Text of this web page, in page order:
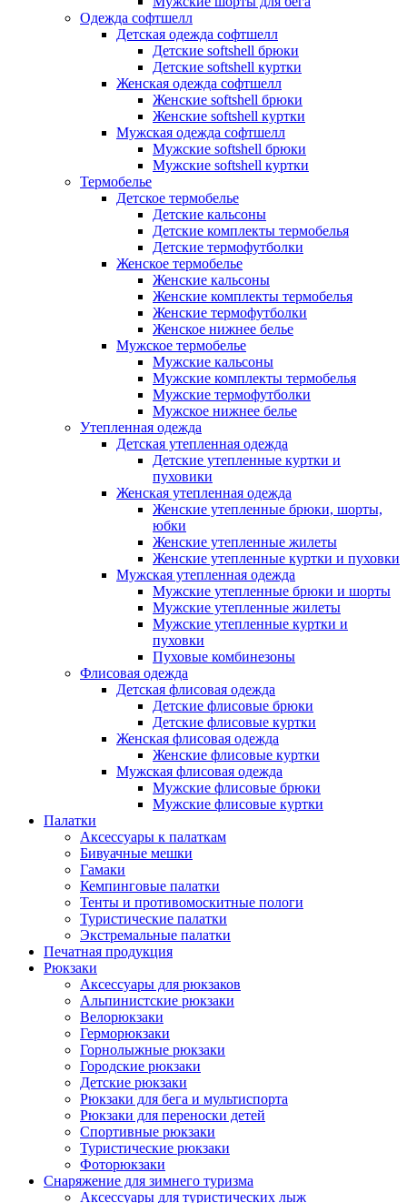
Одежда софтшелл
Детская одежда софтшелл
Детские softshell брюки
Детские softshell куртки
Женская одежда софтшелл
Женские softshell брюки
Женские softshell куртки
Мужская одежда софтшелл
Мужские softshell брюки
Мужские softshell куртки
Термобелье
Детское термобелье
Детские кальсоны
Детские комплекты термобелья
Детские термофутболки
Женское термобелье
Женские кальсоны
Женские комплекты термобелья
Женские термофутболки
Женское нижнее белье
Мужское термобелье
Мужские кальсоны
Мужские комплекты термобелья
Мужские термофутболки
Мужское нижнее белье
Утепленная одежда
Детская утепленная одежда
Детские утепленные куртки и
пуховики
Женская утепленная одежда
Женские утепленные брюки, шорты,
юбки
Женские утепленные жилеты
Женские утепленные куртки и пуховки
Мужская утепленная одежда
Мужские утепленные брюки и шорты
Мужские утепленные жилеты
Мужские утепленные куртки и
пуховки
Пуховые комбинезоны
Флисовая одежда
Детская флисовая одежда
Детские флисовые брюки
Детские флисовые куртки
Женская флисовая одежда
Женские флисовые куртки
Мужская флисовая одежда
Мужские флисовые брюки
Мужские флисовые куртки
Палатки
Аксессуары к палаткам
Бивуачные мешки
Гамаки
Кемпинговые палатки
Тенты и противомоскитные пологи
Туристические палатки
Экстремальные палатки
Печатная продукция
Рюкзаки
Аксессуары для рюкзаков
Альпинистские рюкзаки
Велорюкзаки
Герморюкзаки
Горнолыжные рюкзаки
Городские рюкзаки
Детские рюкзаки
Рюкзаки для бега и мультиспорта
Рюкзаки для переноски детей
Спортивные рюкзаки
Туристические рюкзаки
Фоторюкзаки
Снаряжение для зимнего туризма
Аксессуары для туристических лыж